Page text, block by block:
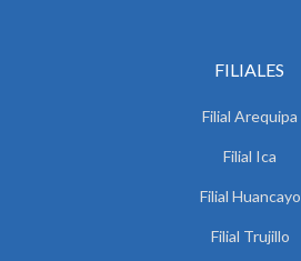
FILIALES
Filial Arequipa
Filial Ica
Filial Huancayo
Filial Trujillo